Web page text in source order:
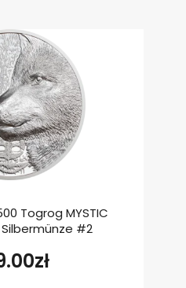
Togrog MYSTIC
Silbermünze #2
zł